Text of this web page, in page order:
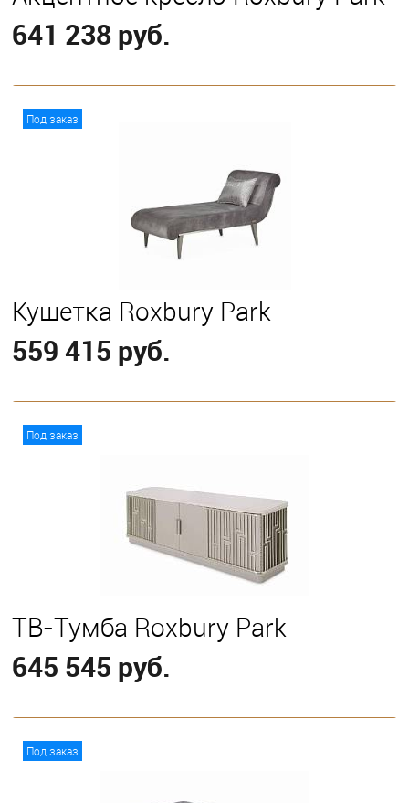
641 238 руб.
Под заказ
Кушетка Roxbury Park
559 415 руб.
Под заказ
ТВ-Тумба Roxbury Park
645 545 руб.
Под заказ